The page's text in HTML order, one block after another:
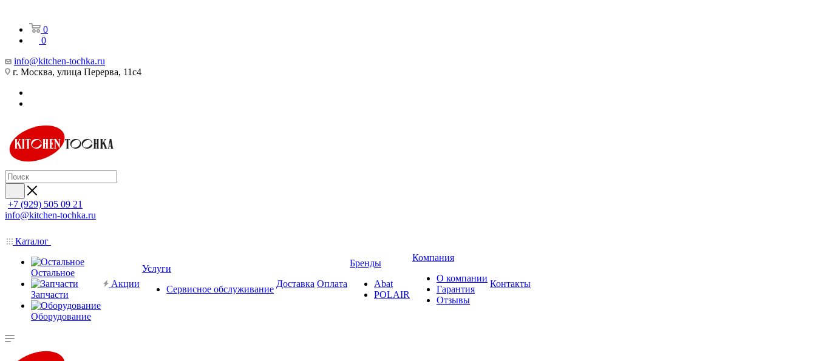
0
0
info@kitchen-tochka.ru
г. Москва, улица Перерва, 11с4
+7 (929) 505 09 21
info@kitchen-tochka.ru
Каталог
Остальное
Запчасти
Оборудование
Акции
Услуги
Сервисное обслуживание
Доставка Оплата
Бренды
Abat
POLAIR
Компания
О компании
Гарантия
Отзывы
Контакты